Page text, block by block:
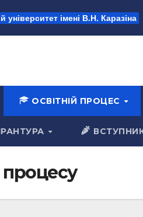
університет імені В.Н. Каразіна
ОСВІТНІЙ ПРОЦЕС
процесу